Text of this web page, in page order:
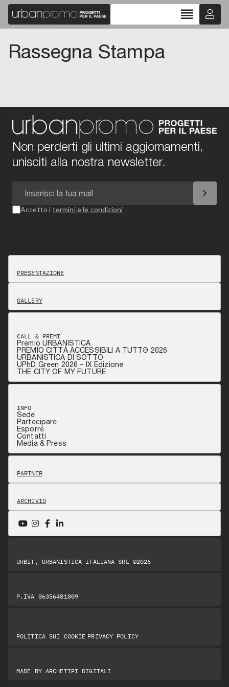
reorder
Rassegna Stampa
Non perderti gli ultimi aggiornamenti,
unisciti alla nostra newsletter.
chevron_right
Accetto i termini e le condizioni
PRESENTAZIONE
GALLERY
CALL & PREMI
Premio URBANISTICA
PREMIO CITTÀ ACCESSIBILI A TUTTƏ 2026
URBANISTICA DI SOTTO
UPhD Green 2026 – IX Edizione
THE CITY OF MY FUTURE
INFO
Sede
Partecipare
Esporre
Contatti
Media & Press
PARTNER
ARCHIVIO
URBIT, URBANISTICA ITALIANA SRL ©2026
P.IVA 06356481009
POLITICA SUI COOKIE PRIVACY POLICY
MADE BY ARCHETIPI DIGITALI